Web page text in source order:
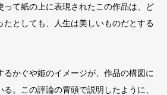
って紙の上に表現されたこの作品は、ど
たとしても、人生は美しいものだとする
るかぐや姫のイメージが、作品の構図に
。この評論の冒頭で説明したように、